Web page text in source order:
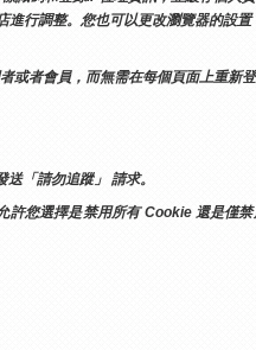
行調整。您也可以更改瀏覽器的設
者會員，而無需在每個頁面上重新登
「請勿追蹤」 請求。
您選擇是禁用所有 Cookie 還是僅